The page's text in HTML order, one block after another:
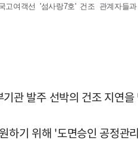
여객선 '섬사랑7호' 건조 관계자들
관 발주 선박의 건조 지연
기 위해 '도면승인 공정